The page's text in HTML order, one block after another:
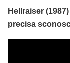
Hellraiser
precisa